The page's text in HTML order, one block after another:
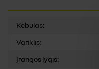
Kėbulas:
Variklis:
Įrangos lygis: